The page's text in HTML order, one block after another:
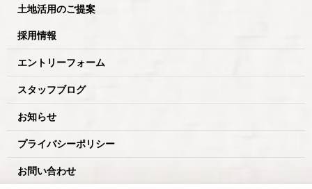
土地活用のご提案
採用情報
エントリーフォーム
スタッフブログ
お知らせ
プライバシーポリシー
お問い合わせ